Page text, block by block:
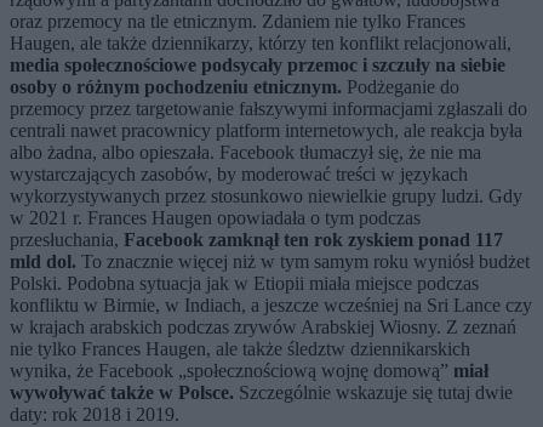
oraz przemocy na tle etnicznym. Zdaniem nie tylko Frances
Haugen, ale także dziennikarzy, którzy ten konflikt relacjonowali,
media społecznościowe podsycały przemoc i szczuły na siebie
osoby o różnym pochodzeniu etnicznym. Podżeganie do
przemocy przez targetowanie fałszywymi informacjami zgłaszali do
centrali nawet pracownicy platform internetowych, ale reakcja była
albo żadna, albo opieszała. Facebook tłumaczył się, że nie ma
wystarczających zasobów, by moderować treści w językach
wykorzystywanych przez stosunkowo niewielkie grupy ludzi. Gdy
w 2021 r. Frances Haugen opowiadała o tym podczas
przesłuchania, Facebook zamknął ten rok zyskiem ponad 117
mld dol. To znacznie więcej niż w tym samym roku wyniósł budżet
Polski. Podobna sytuacja jak w Etiopii miała miejsce podczas
konfliktu w Birmie, w Indiach, a jeszcze wcześniej na Sri Lance czy
w krajach arabskich podczas zrywów Arabskiej Wiosny. Z zeznań
nie tylko Frances Haugen, ale także śledztw dziennikarskich
wynika, że Facebook „społecznościową wojnę domową” miał
wywoływać także w Polsce. Szczególnie wskazuje się tutaj dwie
daty: rok 2018 i 2019.